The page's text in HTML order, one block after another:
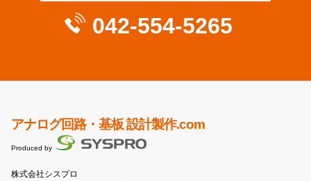
042-554-5265
アナログ回路・基板 設計製作.com
Produced by
株式会社シスプロ